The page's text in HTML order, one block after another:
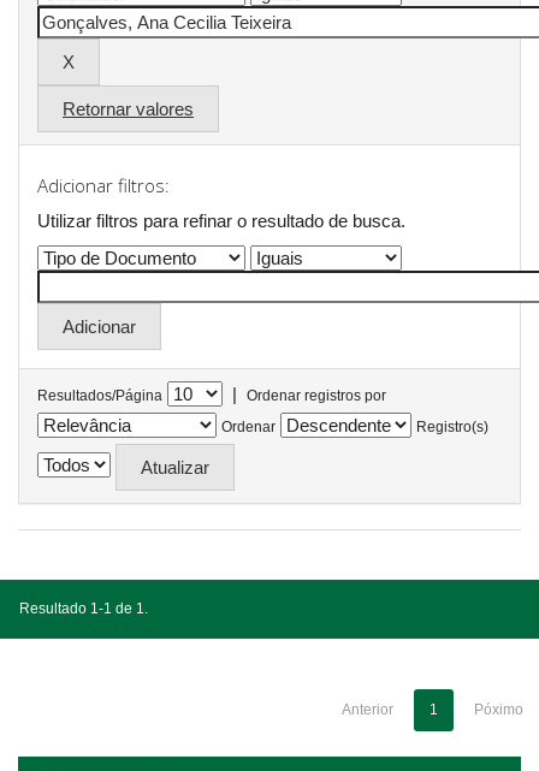
Retornar valores
Adicionar filtros:
Utilizar filtros para refinar o resultado de busca.
Resultados/Página |
Ordenar registros por
Ordenar
Registro(s)
Resultado 1-1 de 1.
Anterior 1 Póximo